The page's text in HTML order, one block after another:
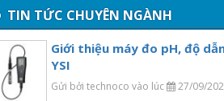
TIN TỨC CHUYÊN NGÀNH
Giới thiệu máy đo pH, độ
YSI
Gửi bởi technoco vào lúc 27/09/